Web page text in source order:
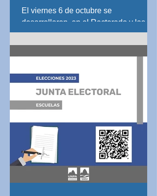
Julián
El viernes 6 de octubre se
desarrollaron, en el Rectorado y las
cuatro unidades académicas de la
Universidad Nacional de la
Patagonia...